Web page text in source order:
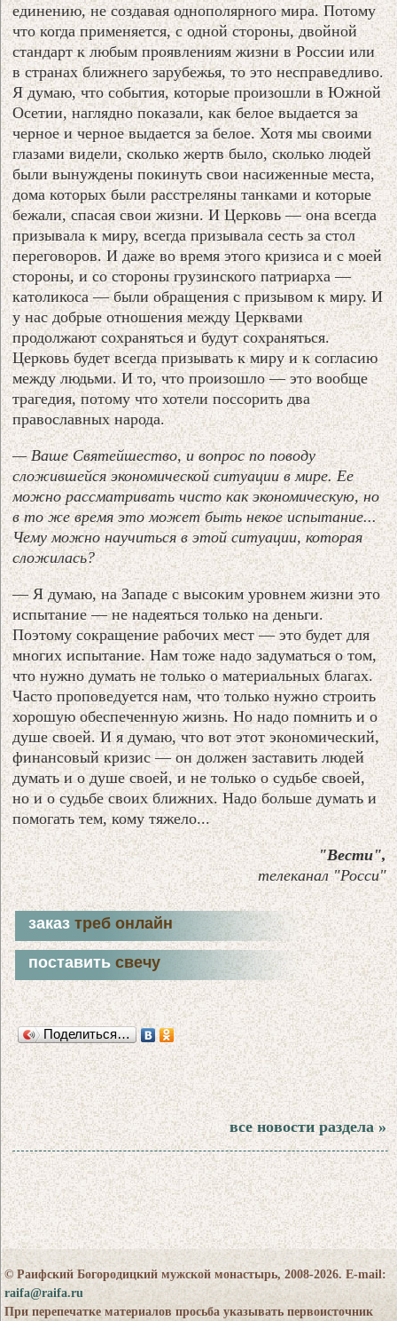
единению, не создавая однополярного мира. Потому
что когда применяется, с одной стороны, двойной
стандарт к любым проявлениям жизни в России или
в странах ближнего зарубежья, то это несправедливо.
Я думаю, что события, которые произошли в Южной
Осетии, наглядно показали, как белое выдается за
черное и черное выдается за белое. Хотя мы своими
глазами видели, сколько жертв было, сколько людей
были вынуждены покинуть свои насиженные места,
дома которых были расстреляны танками и которые
бежали, спасая свои жизни. И Церковь — она всегда
призывала к миру, всегда призывала сесть за стол
переговоров. И даже во время этого кризиса и с моей
стороны, и со стороны грузинского патриарха —
католикоса — были обращения с призывом к миру. И
у нас добрые отношения между Церквами
продолжают сохраняться и будут сохраняться.
Церковь будет всегда призывать к миру и к согласию
между людьми. И то, что произошло — это вообще
трагедия, потому что хотели поссорить два
православных народа.
— Ваше Святейшество, и вопрос по поводу
сложившейся экономической ситуации в мире. Ее
можно рассматривать чисто как экономическую, но
в то же время это может быть некое испытание...
Чему можно научиться в этой ситуации, которая
сложилась?
— Я думаю, на Западе с высоким уровнем жизни это
испытание — не надеяться только на деньги.
Поэтому сокращение рабочих мест — это будет для
многих испытание. Нам тоже надо задуматься о том,
что нужно думать не только о материальных благах.
Часто проповедуется нам, что только нужно строить
хорошую обеспеченную жизнь. Но надо помнить и о
душе своей. И я думаю, что вот этот экономический,
финансовый кризис — он должен заставить людей
думать и о душе своей, и не только о судьбе своей,
но и о судьбе своих ближних. Надо больше думать и
помогать тем, кому тяжело...
"Вести",
телеканал "Росси"
заказтреб онлайн
поставитьсвечу
Поделиться…
все новости раздела »
© Раифский Богородицкий мужской монастырь, 2008-2026. E-mail:
raifa@raifa.ru
При перепечатке материалов просьба указывать первоисточник